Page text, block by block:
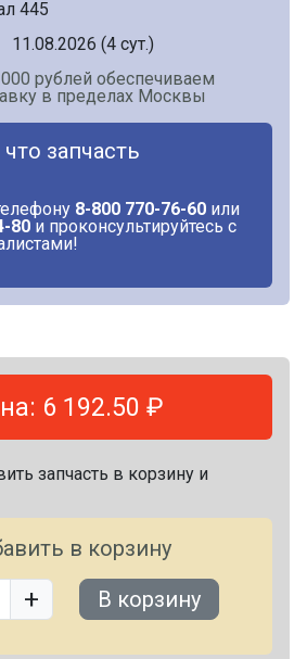
445
11.08.2026 (4 сут.)
рублей обеспечиваем
в пределах Москвы
запчасть
8-800 770-76-60 или
80 и проконсультируйтесь с
6 192.50 ₽
запчасть в корзину и
в корзину
+ В корзину